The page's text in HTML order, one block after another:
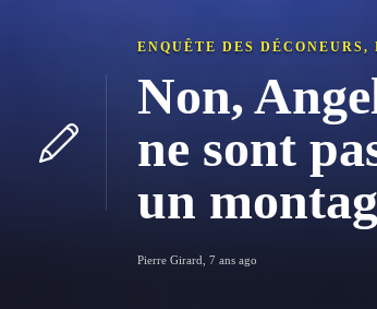
ENQUÊTE DES DÉCONEURS,
Non,
ne sont
un
Pierre Girard 7 ans ago